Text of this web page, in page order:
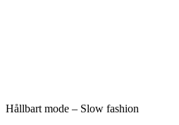
Hållbart mode – Slow fashion